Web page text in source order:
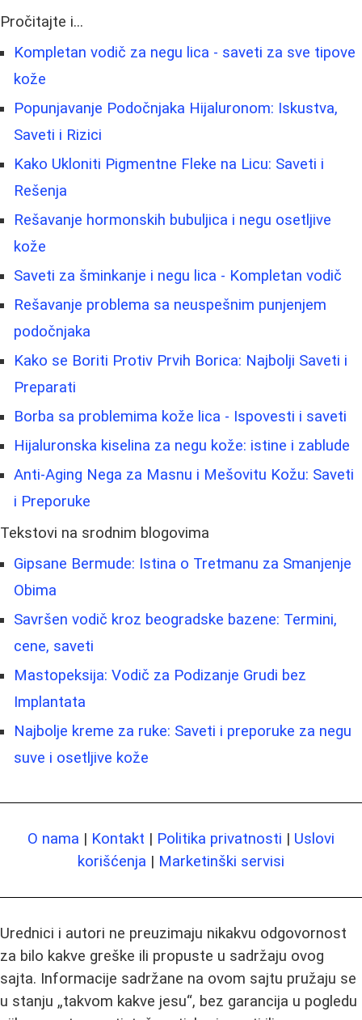
Pročitajte i...
Kompletan vodič za negu lica - saveti za sve tipove
kože
Popunjavanje Podočnjaka Hijaluronom: Iskustva,
Saveti i Rizici
Kako Ukloniti Pigmentne Fleke na Licu: Saveti i
Rešenja
Rešavanje hormonskih bubuljica i negu osetljive
kože
Saveti za šminkanje i negu lica - Kompletan vodič
Rešavanje problema sa neuspešnim punjenjem
podočnjaka
Kako se Boriti Protiv Prvih Borica: Najbolji Saveti i
Preparati
Borba sa problemima kože lica - Ispovesti i saveti
Hijaluronska kiselina za negu kože: istine i zablude
Anti-Aging Nega za Masnu i Mešovitu Kožu: Saveti
i Preporuke
Tekstovi na srodnim blogovima
Gipsane Bermude: Istina o Tretmanu za Smanjenje
Obima
Savršen vodič kroz beogradske bazene: Termini,
cene, saveti
Mastopeksija: Vodič za Podizanje Grudi bez
Implantata
Najbolje kreme za ruke: Saveti i preporuke za negu
suve i osetljive kože
O nama | Kontakt | Politika privatnosti | Uslovi
korišćenja | Marketinški servisi
Urednici i autori ne preuzimaju nikakvu odgovornost
za bilo kakve greške ili propuste u sadržaju ovog
sajta. Informacije sadržane na ovom sajtu pružaju se
u stanju „takvom kakve jesu“, bez garancija u pogledu